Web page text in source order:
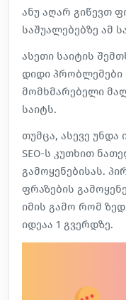
ანუ აღარ გიწევთ
საშუალებებზე ამ
ასეთი საიტის
დიდი
მომხმარებელი
საიტს.
თუმცა, ასევე
SEO-ს კუთხით
გამოყენებისას.
ფრაზების
იმის გამო რომ
იდეაა 1 გვერდზე.